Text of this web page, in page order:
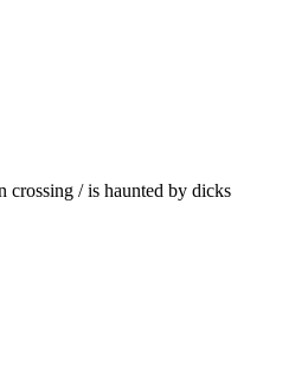
crossing / is haunted by dicks